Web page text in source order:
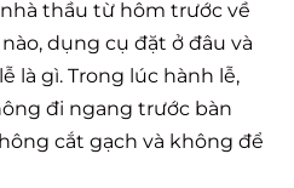
thầu từ hôm trước về
dụng cụ đặt ở đâu và
là gì. Trong lúc hành lễ,
đi ngang trước bàn
cắt gạch và không để